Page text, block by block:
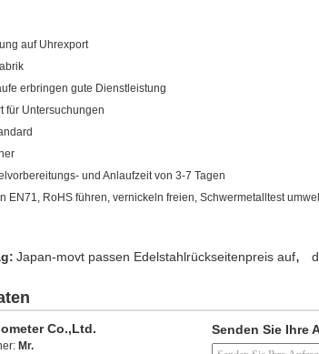
auf Uhrexport
erbringen gute Dienstleistung
für Untersuchungen
und Anlaufzeit von 3-7 Tagen
EN71, RoHS führen, vernickeln freien, Schwermetalltest
Japan-movt passen Edelstahlrückseitenpreis auf,
Co.,Ltd.
Mr.
Senden Sie Ihre